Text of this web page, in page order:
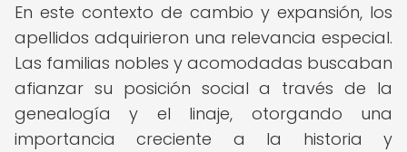
En este contexto de cambio y expansión, los
apellidos adquirieron una relevancia especial.
Las familias nobles y acomodadas buscaban
afianzar su posición social a través de la
genealogía y el linaje, otorgando una
importancia creciente a la historia y